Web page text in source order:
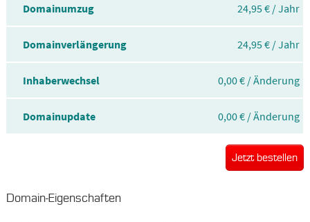
Domainumzug 24,95 € / Jahr
Domainverlängerung 24,95 € / Jahr
Inhaberwechsel 0,00 € / Änderung
Domainupdate 0,00 € / Änderung
Jetzt bestellen
Domain-Eigenschaften